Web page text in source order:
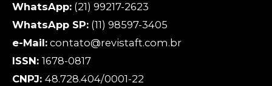
WhatsApp: (21) 99217-2623
WhatsApp SP: (11) 98597-3405
e-Mail: contato@revistaft.com.br
ISSN: 1678-0817
CNPJ: 48.728.404/0001-22